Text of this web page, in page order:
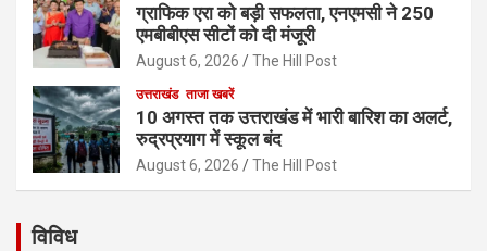
ग्राफिक एरा को बड़ी सफलता, एनएमसी ने 250
एमबीबीएस सीटों को दी मंजूरी
August 6, 2026 The Hill Post
उत्तराखंड ताजा खबरें
10 अगस्त तक उत्तराखंड में भारी बारिश का अलर्ट,
रुद्रप्रयाग में स्कूल बंद
August 6, 2026 The Hill Post
विविध